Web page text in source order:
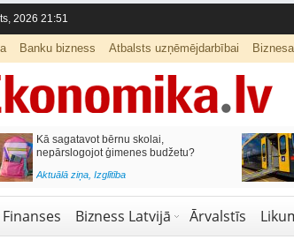
2026 21:51
Banku bizness Atbalsts uzņēmējdarbībai
Kā sagatavot bērnu skolai,
nepārslogojot ģimenes budžetu?
Aktuālā ziņa, Izglītība
Finanses Bizness Latvijā Ārvalstīs